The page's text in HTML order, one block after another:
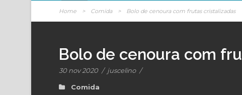
Home > Comida > Bolo de cenoura com frutas cristalizadas
Bolo de cenoura com
30 nov 2020 / juscelino /
Comida